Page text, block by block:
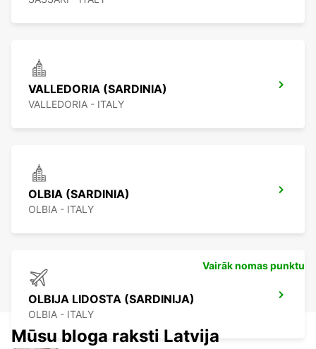
VALLEDORIA (SARDINIA)
VALLEDORIA - ITALY
OLBIA (SARDINIA)
OLBIA - ITALY
OLBIJA LIDOSTA (SARDINIJA)
OLBIA - ITALY
Vairāk nomas punktu
Mūsu bloga raksti Latvija